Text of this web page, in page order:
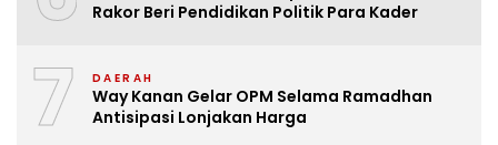
Rakor Beri Pendidikan Politik Para Kader
7 DAERAH
Way Kanan Gelar OPM Selama Ramadhan
Antisipasi Lonjakan Harga